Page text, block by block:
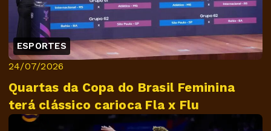
ESPORTES
24/07/2026
Quartas da Copa do Brasil Feminina
terá clássico carioca Fla x Flu